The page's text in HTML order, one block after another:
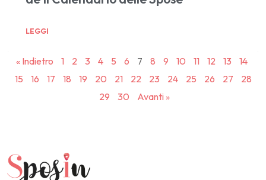
LEGGI
« Indietro 1 2 3 4 5 6 7 8 9 10 11 12 13
14
15
16 17 18 19 20 21 22 23 24 25 26 27
28
29
30 Avanti »